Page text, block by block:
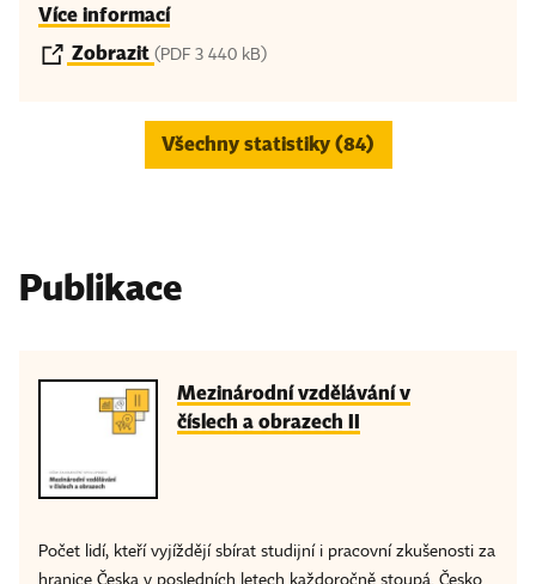
Více informací
Zobrazit (PDF 3 440 kB)
Všechny statistiky (84)
Publikace
Mezinárodní vzdělávání v
číslech a obrazech II
Počet lidí, kteří vyjíždějí sbírat studijní i pracovní zkušenosti za
hranice Česka v posledních letech každoročně stoupá. Česko